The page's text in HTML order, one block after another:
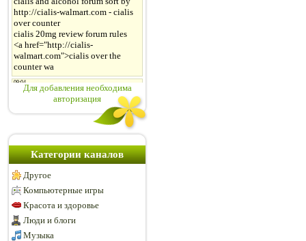
Для добавления необходима
авторизация
Категории каналов
Другое
Компьютерные игры
Красота и здоровье
Люди и блоги
Музыка